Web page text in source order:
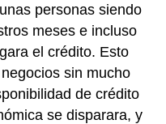
personas siendo
meses e incluso
el crédito. Esto
sin mucho
de crédito
se disparara, y